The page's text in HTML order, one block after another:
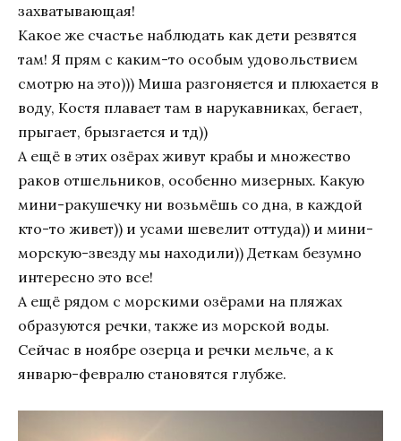
захватывающая!
Какое же счастье наблюдать как дети резвятся
там! Я прям с каким-то особым удовольствием
смотрю на это))) Миша разгоняется и плюхается в
воду, Костя плавает там в нарукавниках, бегает,
прыгает, брызгается и тд))
А ещё в этих озёрах живут крабы и множество
раков отшельников, особенно мизерных. Какую
мини-ракушечку ни возьмёшь со дна, в каждой
кто-то живет)) и усами шевелит оттуда)) и мини-
морскую-звезду мы находили)) Деткам безумно
интересно это все!
А ещё рядом с морскими озёрами на пляжах
образуются речки, также из морской воды.
Сейчас в ноябре озерца и речки мельче, а к
январю-февралю становятся глубже.